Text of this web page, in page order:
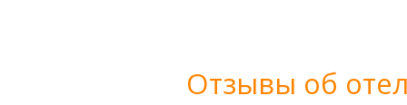
Отзывы об